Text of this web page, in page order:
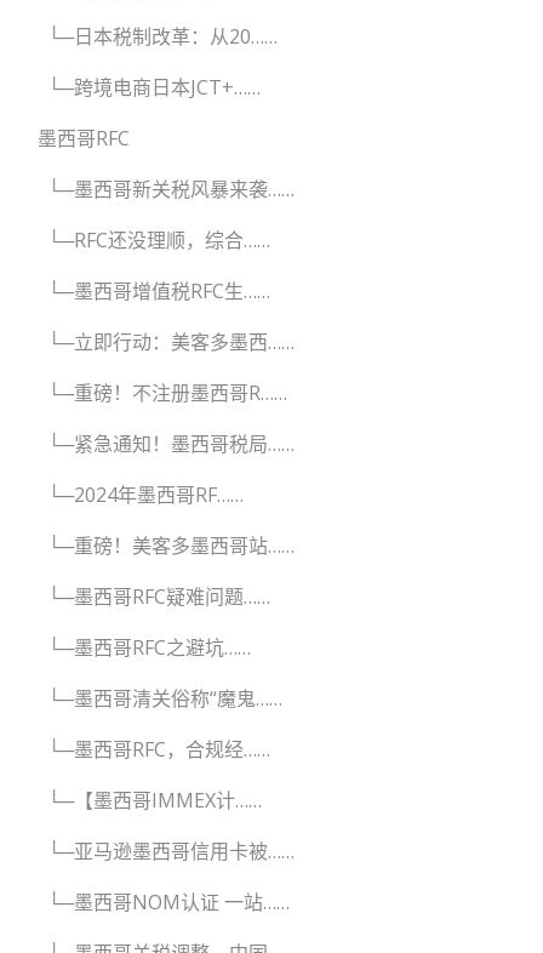
└─日本税制改革：从20……
└─跨境电商日本JCT+……
墨西哥RFC
└─墨西哥新关税风暴来袭……
└─RFC还没理顺，综合……
└─墨西哥增值税RFC生……
└─立即行动：美客多墨西……
└─重磅！不注册墨西哥R……
└─紧急通知！墨西哥税局……
└─2024年墨西哥RF……
└─重磅！美客多墨西哥站……
└─墨西哥RFC疑难问题……
└─墨西哥RFC之避坑……
└─墨西哥清关俗称“魔鬼……
└─墨西哥RFC，合规经……
└─【墨西哥IMMEX计……
└─亚马逊墨西哥信用卡被……
└─墨西哥NOM认证 一站……